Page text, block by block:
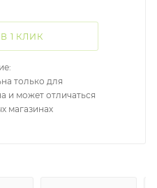
1 КЛИК
только для
и может отличаться
магазинах